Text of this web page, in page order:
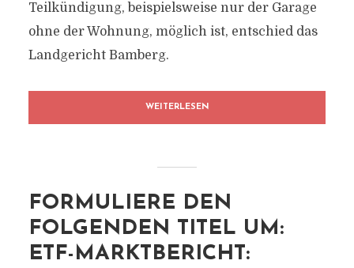
Teilkündigung, beispielsweise nur der Garage
ohne der Wohnung, möglich ist, entschied das
Landgericht Bamberg.
WEITERLESEN
FORMULIERE DEN
FOLGENDEN TITEL UM:
ETF-MARKTBERICHT: